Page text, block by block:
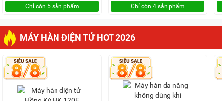
Chỉ còn 5 sản phẩm Chỉ còn 4 sản phẩm
MÁY HÀN ĐIỆN TỬ HOT 2026